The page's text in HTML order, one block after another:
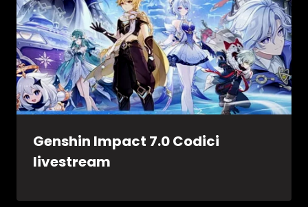
Genshin Impact 7.0 Codici
livestream